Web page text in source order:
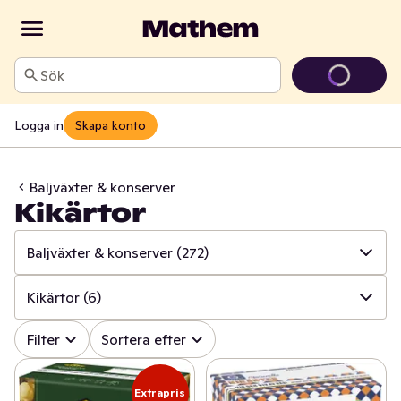
Sök
Logga in Skapa konto
Baljväxter & konserver
Kikärtor
Baljväxter & konserver (272)
✓ Alla (1703)
✓ Baljväxter & konserver (272)
✓ Pasta & pastasås (215)
Kikärtor (6)
✓ Alla (272)
✓ Tomatkonserver
Filter Sortera efter
Extrapris